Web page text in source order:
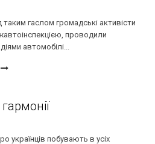
гаслом громадські активісти
проводили
автомобілі...
українців побувають в усіх